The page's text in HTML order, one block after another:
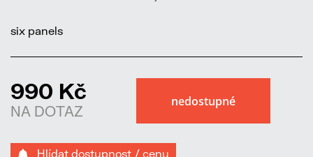
six panels
990 Kč
NA DOTAZ
Hlídat dostupnost / cenu